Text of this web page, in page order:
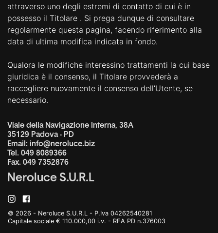
© 2026 - Neroluce S.U.R.L - P.Iva 04262540281
Capitale sociale € 110.000,00 i.v. - REA PD n.376003
attraverso uno degli estremi di contatto di cui è in
possesso il Titolare . Si prega dunque di consultare
regolarmente questa pagina, facendo riferimento alla
data di ultima modifica indicata in fondo.
Qualora le modifiche interessino trattamenti la cui base
giuridica è il consenso, il Titolare provvederà a
raccogliere nuovamente il consenso dell’Utente, se
necessario.
Viale della Navigazione Interna, 38A
35129 Padova - PD
Email: info@neroluce.biz
Tel. 049 8089366
Fax. 049 7352876
Neroluce S.U.R.L